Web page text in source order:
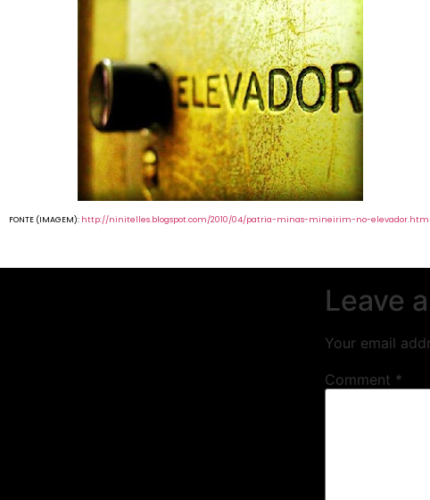
FONTE (IMAGEM): http://ninitelles.blogspot.com/2010/04/patria-minas-mineirim-no-elevador.html
Leave
Your email
Comment *